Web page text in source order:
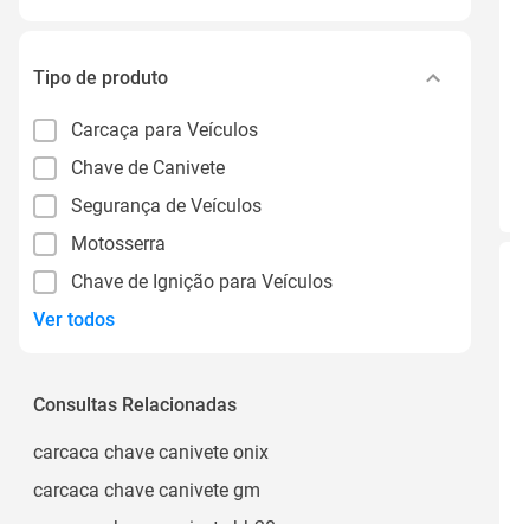
Tipo de produto
Carcaça para Veículos
Chave de Canivete
Segurança de Veículos
Motosserra
Chave de Ignição para Veículos
Ver todos
Consultas Relacionadas
carcaca chave canivete onix
carcaca chave canivete gm